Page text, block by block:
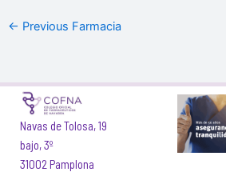
← Previous Farmacia
Navas de Tolosa, 19
bajo, 3º
31002 Pamplona